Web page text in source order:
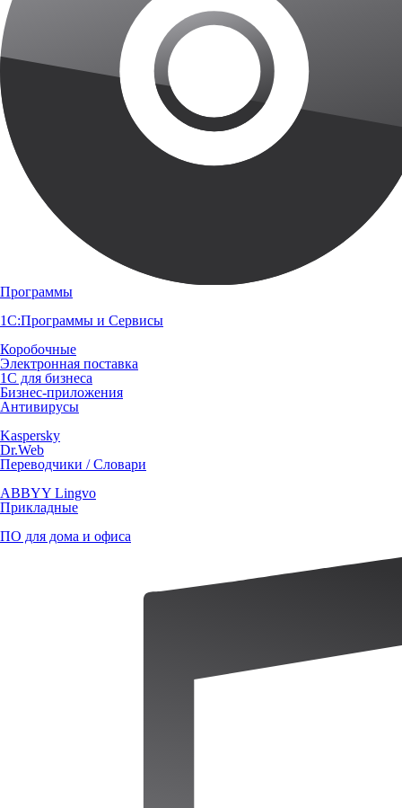
Программы
1С:Программы и Сервисы
Коробочные
Электронная поставка
1С для бизнеса
Бизнес-приложения
Антивирусы
Kaspersky
Dr.Web
Переводчики / Словари
ABBYY Lingvo
Прикладные
ПО для дома и офиса